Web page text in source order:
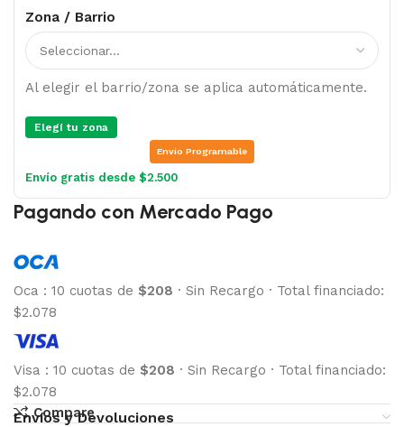
Zona / Barrio
Al elegir el barrio/zona se aplica automáticamente.
Elegí tu zona
Envio Programable
Envío gratis desde $2.500
Pagando con Mercado Pago
Oca : 10 cuotas de $208 · Sin Recargo · Total financiado:
$2.078
Visa : 10 cuotas de $208 · Sin Recargo · Total financiado:
$2.078
Compare
Envíos y Devoluciones